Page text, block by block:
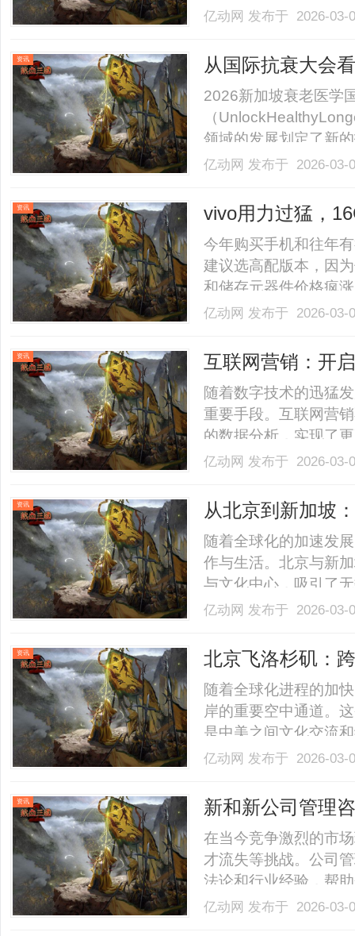
护轴承的工作原理、
之间产生的强大磁场
摩.........
亿动网 发布于 2026-
资讯
从国际抗衰大会
【NRHM晶型专
2026新加坡衰老医学
（
领域的发展划定了新
NAD+作为细胞抗衰
衰数据分析，不仅展
亿动网 发布于 2026-
资讯
vivo用力过猛，
至“新低价”
今年购买手机和往年
建议选高配版本，因
和储存元器件价格疯
了，这种情况下买高
机型，它们的高配版
舰.........
亿动网 发布于 2026-
资讯 互联网营销：开
随着数字技术的迅猛
重要手段。互联网营
的数据分析，实现了
最大优势在于其广泛
不同背景的潜在客户
够.........
亿动网 发布于 2026-
资讯 从北京到新加坡
随着全球化的加速发
作与生活。北京与新
与文化中心，吸引了
到现代化的国际都市
宫、长城、颐和园等
点.........
亿动网 发布于 2026-
资讯 北京飞洛杉矶：
随着全球化进程的加
岸的重要空中通道。
是中美之间文化交流
验及其经济文化影响
飞航班数量有限，飞
制.........
亿动网 发布于 2026-
资讯 新和新公司管理
在当今竞争激烈的市
才流失等挑战。公司
法论和行业经验，帮
明确发展方向与路径
亿动网 发布于 2026-